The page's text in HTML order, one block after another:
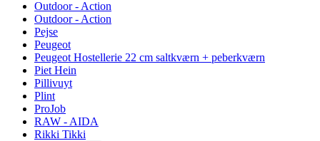
Outdoor - Action
Outdoor - Action
Pejse
Peugeot
Peugeot Hostellerie 22 cm saltkværn + peberkværn
Piet Hein
Pillivuyt
Plint
ProJob
RAW - AIDA
Rikki Tikki